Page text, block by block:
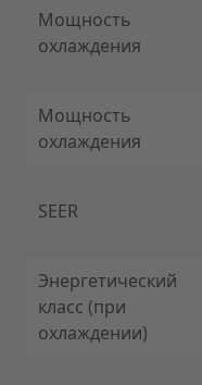
Мощность
охлаждения
Мощность
охлаждения
SEER
Энергетический
класс (при
охлаждении)